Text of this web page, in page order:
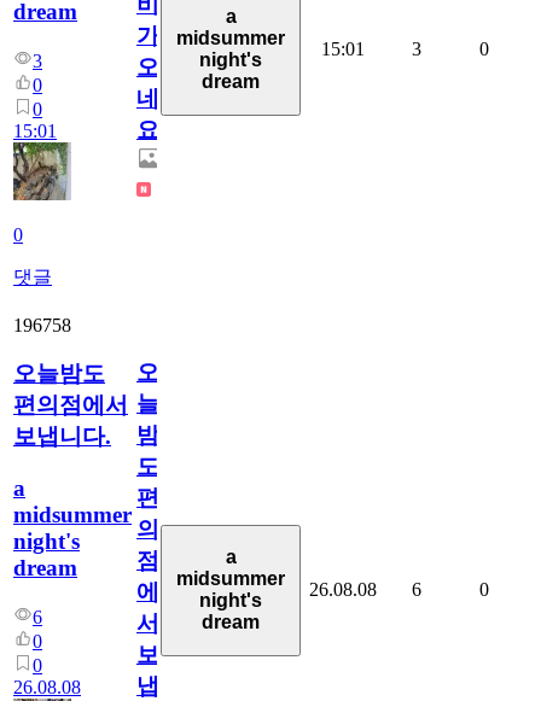
dream
3
0
0
15:01
0
댓글
가
오
네
요.
a
midsummer
night's
dream
15:01 3 0
196758
오늘밤도
편의점에서
보냅니다.
a
midsummer
night's
dream
6
0
0
26.08.08
오
늘
밤
도
편
의
점
에
서
보
냅
a
midsummer
night's
dream
26.08.08 6 0